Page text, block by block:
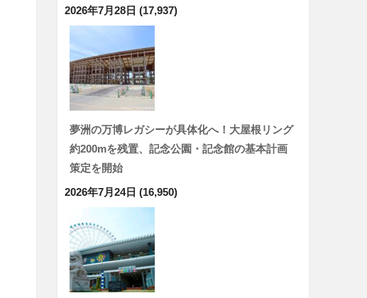
2026年7月28日 (17,937)
夢洲の万博レガシーが具体化へ！大屋根リング
約200mを残置、記念公園・記念館の基本計画
策定を開始
2026年7月24日 (16,950)